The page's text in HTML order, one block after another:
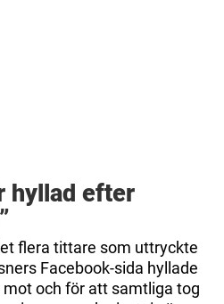
hyllad efter
flera tittare som uttryckte
Facebook-sida hyllade
och för att samtliga tog